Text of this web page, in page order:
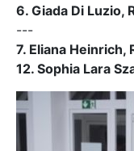
6. Giada Di Luzio,
---
7. Eliana Heinrich,
12. Sophia Lara